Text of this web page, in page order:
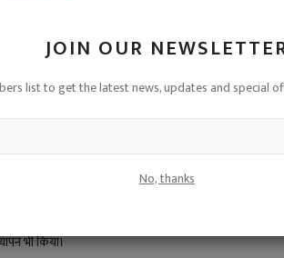
JOIN OUR
list to get the latest news, updates and special
No, thanks
प्रत्याशी मयंक...
सांध्य दैनिक 'रतलाम दर्शन' और हिंदी दैनिक 'साभार दर्शन',
और पत्रिकाओं में पूर्णकालिक संवाददाता, उप-संपादक और
के क्षेत्र में निरंतर सक्रिय रहते हुए वर्तमान में समाचार पोर्टल
से अब तक मप्र सरकार से राज्य स्तरीय अधिमान्यता प्राप्त
भी किया।